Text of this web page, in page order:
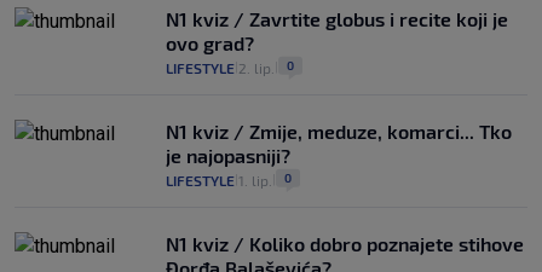
N1 kviz / Zavrtite globus i recite koji je
ovo grad?
LIFESTYLE 2. lip. 0
N1 kviz / Zmije, meduze, komarci... Tko
je najopasniji?
LIFESTYLE 1. lip. 0
N1 kviz / Koliko dobro poznajete stihove